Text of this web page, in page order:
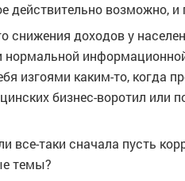
действительно возможно,
снижения доходов у
нормальной
изгоями каким-то, когда
бизнес-воротил или
все-таки сначала пусть
темы?